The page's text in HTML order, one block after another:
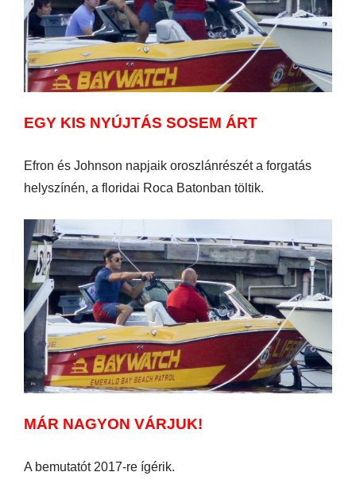
EGY KIS NYÚJTÁS SOSEM ÁRT
Efron és Johnson napjaik oroszlánrészét a forgatás
helyszínén, a floridai Roca Batonban töltik.
MÁR NAGYON VÁRJUK!
A bemutatót 2017-re ígérik.